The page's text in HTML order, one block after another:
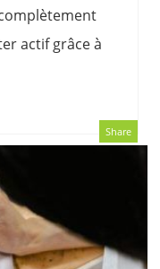
actif grâce à
Share